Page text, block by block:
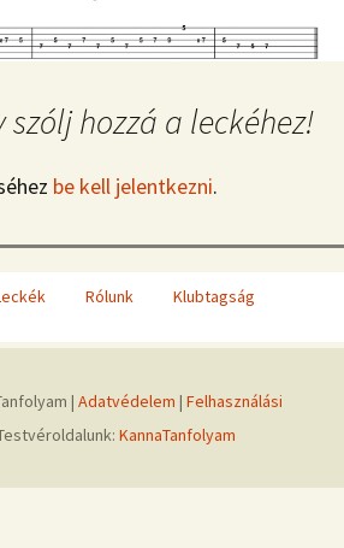
szólj hozzá a leckéhez!
be kell jelentkezni.
Rólunk Klubtagság
| Adatvédelem | Felhasználási
KannaTanfolyam